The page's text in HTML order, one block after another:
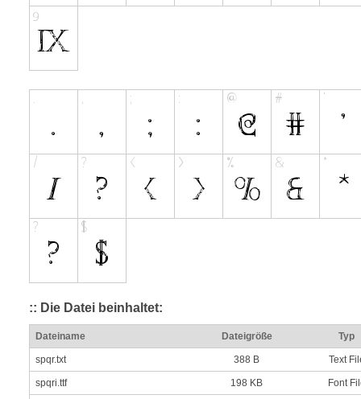
:: Die Datei beinhaltet:
Dateiname Dateigröße Typ
spqr.txt 388 B Text
spqri.ttf 198 KB Font